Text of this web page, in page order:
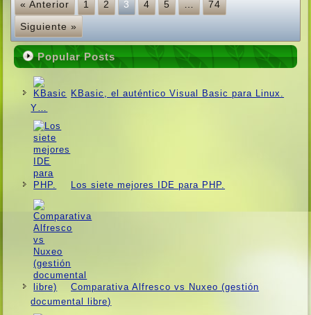
« Anterior 1 2 3 4 5 …
74
Siguiente »
Popular Posts
KBasic, el auténtico Visual Basic para Linux.
Y…
Los siete mejores IDE para PHP.
Comparativa Alfresco vs Nuxeo (gestión
documental libre)